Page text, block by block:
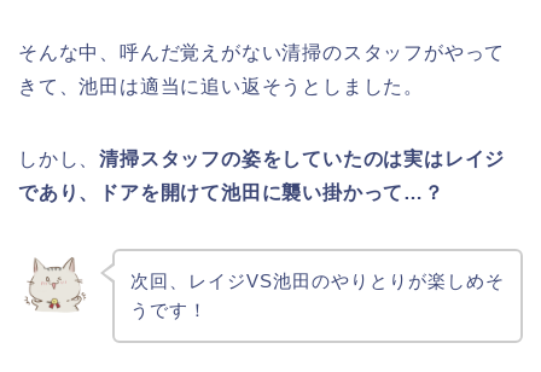
そんな中、呼んだ覚えがない清掃のスタッフがやって
きて、池田は適当に追い返そうとしました。
しかし、清掃スタッフの姿をしていたのは実はレイジ
であり、ドアを開けて池田に襲い掛かって…？
次回、レイジVS池田のやりとりが楽しめそ
うです！